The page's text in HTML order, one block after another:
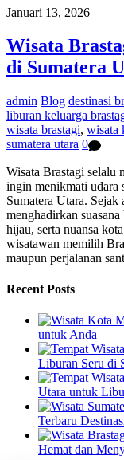
Januari 13, 2026
Wisata
di Sumatera
admin Blog destinasi
liburan keluarga
wisata brastagi, wisata
sumatera utara 0
Wisata Brastagi selalu
ingin menikmati udara
Sumatera Utara. Sejak
menghadirkan
hijau, serta nuansa
wisatawan memilih
maupun perjalanan
Recent Posts
untuk Anda
Liburan Seru di
Utara untuk
Terbaru
Hemat dan